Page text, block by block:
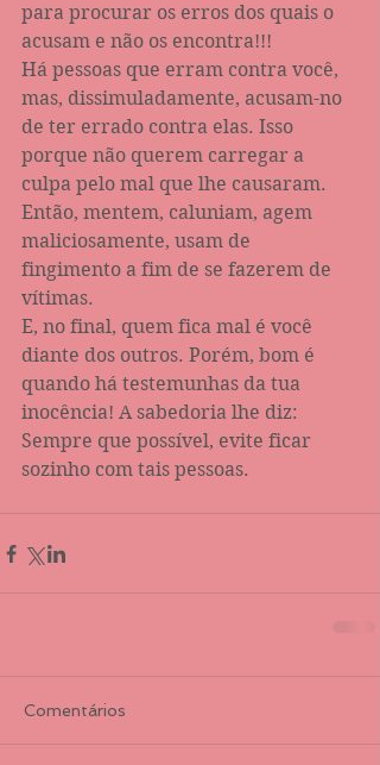
para procurar os erros dos quais o
acusam e não os encontra!!!
Há pessoas que erram contra você,
mas, dissimuladamente, acusam-no
de ter errado contra elas. Isso
porque não querem carregar a
culpa pelo mal que lhe causaram.
Então, mentem, caluniam, agem
maliciosamente, usam de
fingimento a fim de se fazerem de
vítimas.
E, no final, quem fica mal é você
diante dos outros. Porém, bom é
quando há testemunhas da tua
inocência! A sabedoria lhe diz:
Sempre que possível, evite ficar
sozinho com tais pessoas.
Comentários